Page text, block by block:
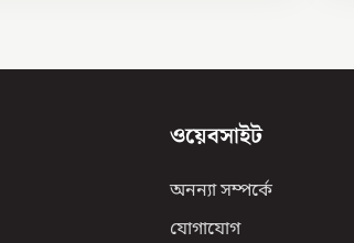
ওয়েবসাইট
অনন্যা সম্পর্কে
যোগাযোগ